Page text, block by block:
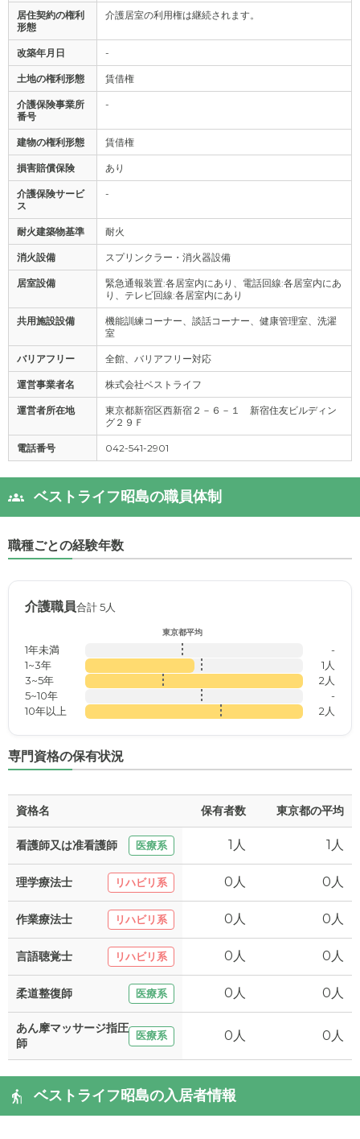
居住契約の権利
形態
介護居室の利用権は継続されます。
改築年月日 -
土地の権利形態 賃借権
介護保険事業所
番号
-
建物の権利形態 賃借権
損害賠償保険 あり
介護保険サービ
ス
-
耐火建築物基準 耐火
消火設備 スプリンクラー・消火器設備
居室設備
緊急通報装置:各居室内にあり、電話回線:各居室内にあ
り、テレビ回線:各居室内にあり
共用施設設備
機能訓練コーナー、談話コーナー、健康管理室、洗濯
室
バリアフリー 全館、バリアフリー対応
運営事業者名 株式会社ベストライフ
運営者所在地
東京都新宿区西新宿２－６－１ 新宿住友ビルディン
グ２９Ｆ
電話番号 042-541-2901
ベストライフ昭島の職員体制
職種ごとの経験年数
介護職員合計 5人
東京都平均
1年未満
-
1~3年
1人
3~5年
2人
5~10年
-
10年以上
2人
専門資格の保有状況
資格名 保有者数 東京都の平均
看護師又は准看護師 医療系 1人 1人
理学療法士 リハビリ系 0人 0人
作業療法士 リハビリ系 0人 0人
言語聴覚士 リハビリ系 0人 0人
柔道整復師 医療系 0人 0人
あん摩マッサージ指圧
師
医療系 0人 0人
ベストライフ昭島の入居者情報